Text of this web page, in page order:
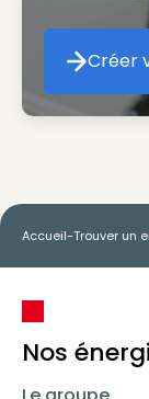
Créer
Accueil-Trouver un
Nos